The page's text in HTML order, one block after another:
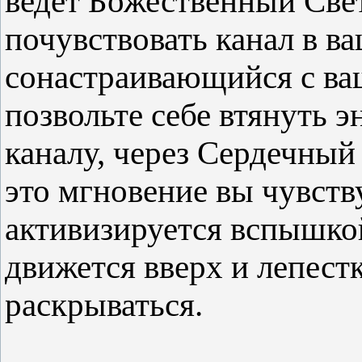
почувствовать канал в
сонастраивающийся с
позвольте себе втянуть
каналу, через
это мгновение вы
активизируется
движется вверх и
раскрываться.